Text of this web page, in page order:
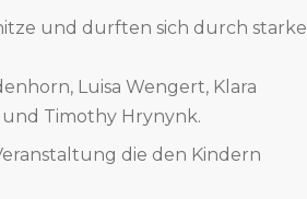
und durften sich durch starke
Luisa Wengert, Klara
und Timothy Hrynynk.
die den Kindern